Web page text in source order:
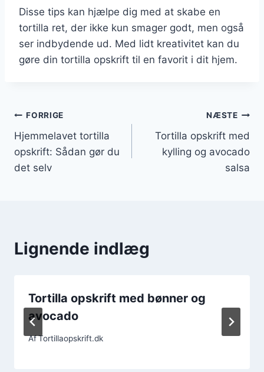
Disse tips kan hjælpe dig med at skabe en
tortilla ret, der ikke kun smager godt, men også
ser indbydende ud. Med lidt kreativitet kan du
gøre din tortilla opskrift til en favorit i dit hjem.
Indlægsnavigation
FORRIGE
Hjemmelavet tortilla
opskrift: Sådan gør du
det selv
NÆSTE
Tortilla opskrift med
kylling og avocado
salsa
Lignende indlæg
Tortilla opskrift med bønner og
avocado
AfTortillaopskrift.dk